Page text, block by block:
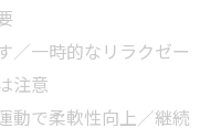
／一時的なリラクゼー
注意
動で柔軟性向上／継続